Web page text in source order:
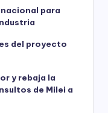
para
del proyecto
y rebaja la
de Milei a